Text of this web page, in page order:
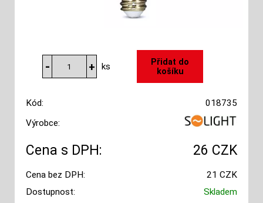
ks
Kód:
018735
Výrobce:
Cena s DPH: 26 CZK
Cena bez DPH:
21 CZK
Dostupnost:
Skladem